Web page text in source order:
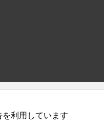
利用しています